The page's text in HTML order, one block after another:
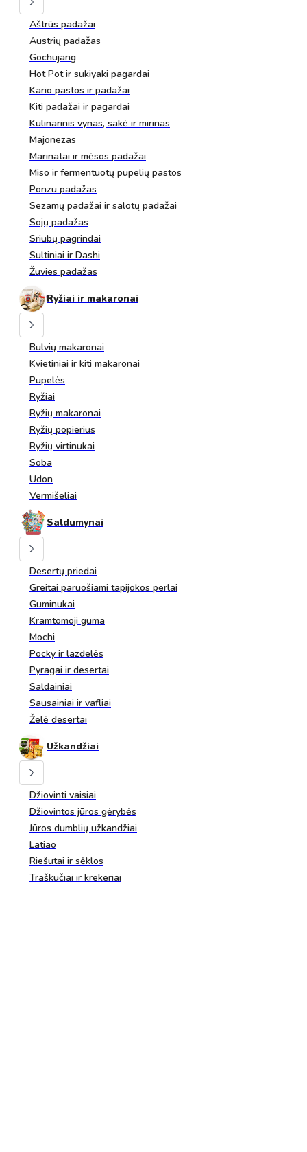
Aštrūs padažai
Austrių padažas
Gochujang
Hot Pot ir sukiyaki pagardai
Kario pastos ir padažai
Kiti padažai ir pagardai
Kulinarinis vynas, sakė ir mirinas
Majonezas
Marinatai ir mėsos padažai
Miso ir fermentuotų pupelių pastos
Ponzu padažas
Sezamų padažai ir salotų padažai
Sojų padažas
Sriubų pagrindai
Sultiniai ir Dashi
Žuvies padažas
Ryžiai ir makaronai
Bulvių makaronai
Kvietiniai ir kiti makaronai
Pupelės
Ryžiai
Ryžių makaronai
Ryžių popierius
Ryžių virtinukai
Soba
Udon
Vermišeliai
Saldumynai
Desertų priedai
Greitai paruošiami tapijokos perlai
Guminukai
Kramtomoji guma
Mochi
Pocky ir lazdelės
Pyragai ir desertai
Saldainiai
Sausainiai ir vafliai
Želė desertai
Užkandžiai
Džiovinti vaisiai
Džiovintos jūros gėrybės
Jūros dumblių užkandžiai
Latiao
Riešutai ir sėklos
Traškučiai ir krekeriai